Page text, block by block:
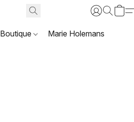
Boutique Marie Holemans